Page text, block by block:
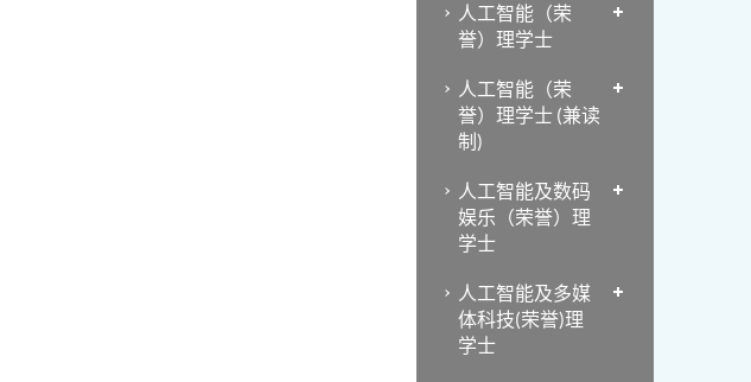
人工智能（荣
誉）理学士
人工智能（荣
誉）理学士 (兼读
制)
人工智能及数码
娱乐（荣誉）理
学士
人工智能及多媒
体科技(荣誉)理
学士